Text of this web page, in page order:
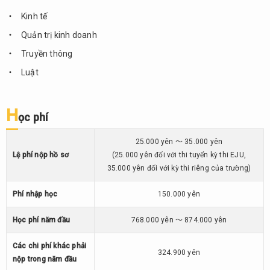
2.4.
trình
đạo tạo
học
phí
Điều
tuyển
sinh
hỗ
trợ
Kinh tế
Quản trị kinh doanh
Truyền thông
Luật
Học phí
Lệphí nộp hồ sơ
25.000 yên ～ 35.000 yên
(25.000 yên đối với thi tuyển kỳ thi EJU,
35.000 yên đối với kỳ thi riêng của trường)
Phí nhập học 150.000 yên
Học phí năm đầu 768.000 yên ～ 874.000 yên
Các chi phí khác phải
nộp trong năm đầu
324.900 yên